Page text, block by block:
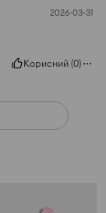
2026-03-31
Корисний (0)